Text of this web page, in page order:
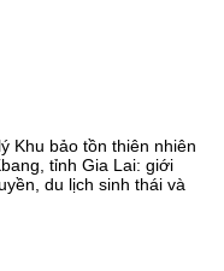
Khu bảo tồn thiên nhiên
tỉnh Gia Lai: giới
du lịch sinh thái và